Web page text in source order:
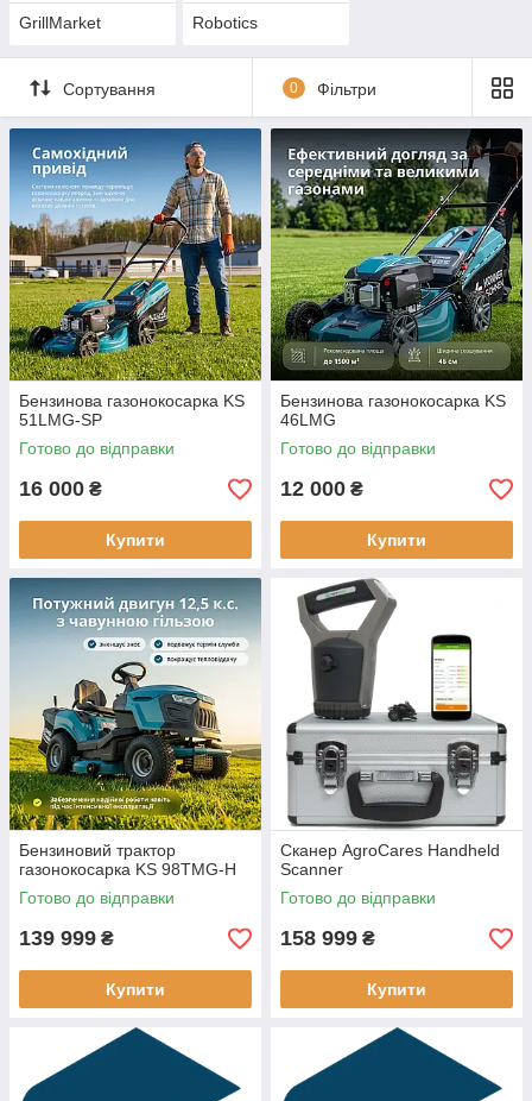
GrillMarket Robotics
Сортування 0 Фільтри
Бензинова газонокосарка KS
51LMG-SP
Готово до відправки
16 000 ₴
Купити
Бензинова газонокосарка KS
46LMG
Готово до відправки
12 000 ₴
Купити
Бензиновий трактор
газонокосарка KS 98TMG-H
Готово до відправки
139 999 ₴
Купити
Сканер AgroCares Handheld
Scanner
Готово до відправки
158 999 ₴
Купити